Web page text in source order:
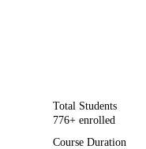
Total Students
776+ enrolled
Course Duration